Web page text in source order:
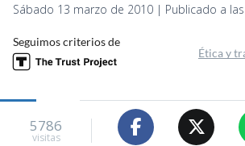
Sábado 13 marzo de 2010 | Publicado a
Seguimos criterios de
Ética y
5786
visitas